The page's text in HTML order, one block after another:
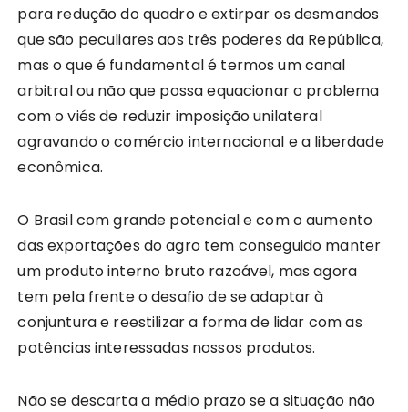
para redução do quadro e extirpar os desmandos
que são peculiares aos três poderes da República,
mas o que é fundamental é termos um canal
arbitral ou não que possa equacionar o problema
com o viés de reduzir imposição unilateral
agravando o comércio internacional e a liberdade
econômica.
O Brasil com grande potencial e com o aumento
das exportações do agro tem conseguido manter
um produto interno bruto razoável, mas agora
tem pela frente o desafio de se adaptar à
conjuntura e reestilizar a forma de lidar com as
potências interessadas nossos produtos.
Não se descarta a médio prazo se a situação não